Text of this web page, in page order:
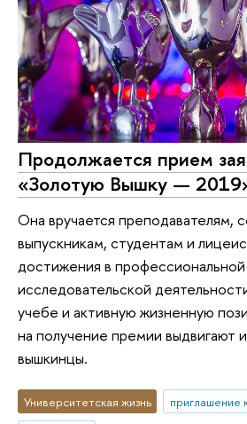
Продолжается прием
«Золотую Вышку —
Она вручается преподавателям,
выпускникам, студентам и
достижения в
исследовательской
учебе и активную жизненную
на получение премии выдвигают
вышкинцы.
Университетская жизнь
приглашение